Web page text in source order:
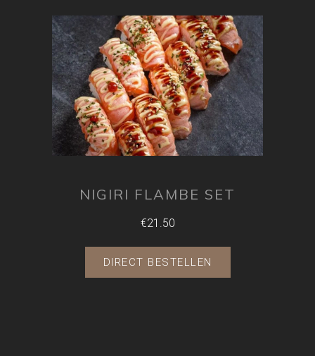
NIGIRI FLAMBE SET
€21.50
DIRECT BESTELLEN